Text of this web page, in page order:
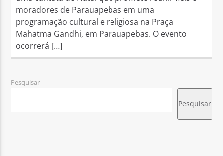
moradores de Parauapebas em uma
programação cultural e religiosa na Praça
Mahatma Gandhi, em Parauapebas. O evento
ocorrerá […]
Pesquisar
Pesquisar